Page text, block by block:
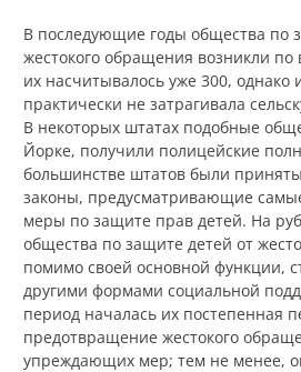
В последующие годы общества по
жестокого обращения возникли по
их насчитывалось уже 300, однако
практически не затрагивала
В некоторых штатах подобные
Йорке, получили полицейские
большинстве штатов были
законы, предусматривающие
меры по защите прав детей. На
общества по защите детей от
помимо своей основной функции,
другими формами социальной
период началась их постепенная
предотвращение жестокого
упреждающих мер; тем не менее,